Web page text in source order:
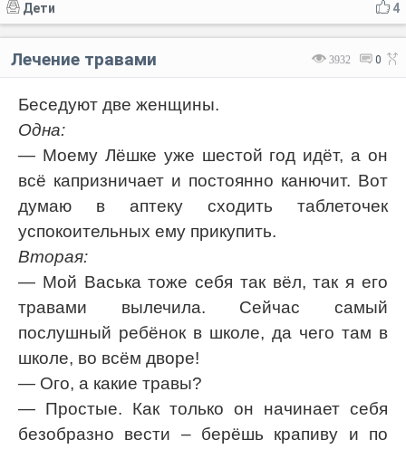
4
Дети
3932 0
Лечение травами
Беседуют две женщины.
Одна:
— Моему Лёшке уже шестой год идёт, а он
всё капризничает и постоянно канючит. Вот
думаю в аптеку сходить таблеточек
успокоительных ему прикупить.
Вторая:
— Мой Васька тоже себя так вёл, так я его
травами вылечила. Сейчас самый
послушный ребёнок в школе, да чего там в
школе, во всём дворе!
— Ого, а какие травы?
— Простые. Как только он начинает себя
безобразно вести – берёшь крапиву и по